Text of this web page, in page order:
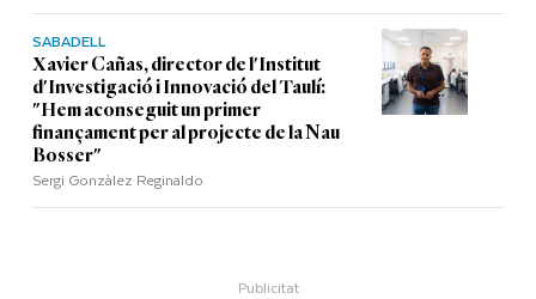
SABADELL
Xavier Cañas, director de l'Institut
d'Investigació i Innovació del Taulí:
"Hem aconseguit un primer
finançament per al projecte de la Nau
Bosser"
Sergi Gonzàlez Reginaldo